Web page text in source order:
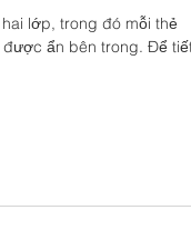
ẩn bên trong. Để